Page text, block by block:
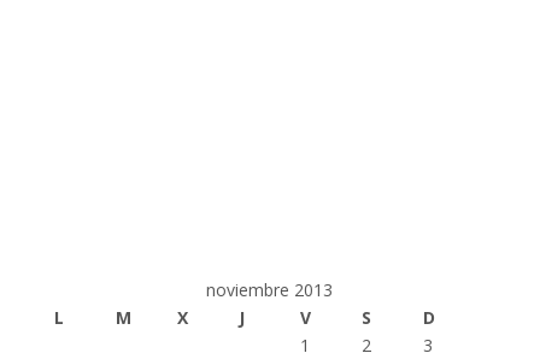
noviembre 2013
L
M X J V S
D
1
2
3